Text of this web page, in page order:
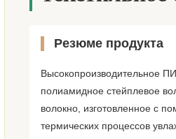
Резюме продукта
Высокопроизводительное
полиамидное стейплевое
волокно, изготовленное с
термических процессов